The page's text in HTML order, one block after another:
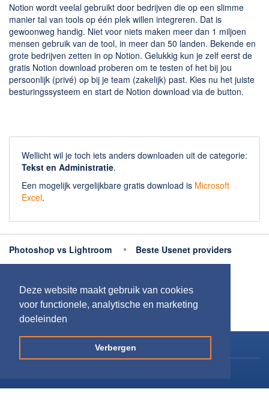
Deze website maakt gebruik van cookies
voor functionele, analytische en marketing
doeleinden
Verbergen
Notion wordt veelal gebruikt door bedrijven die op een slimme
manier tal van tools op één plek willen integreren. Dat is
gewoonweg handig. Niet voor niets maken meer dan 1 miljoen
mensen gebruik van de tool, in meer dan 50 landen. Bekende en
grote bedrijven zetten in op Notion. Gelukkig kun je zelf eerst de
gratis Notion download proberen om te testen of het bij jou
persoonlijk (privé) op bij je team (zakelijk) past. Kies nu het juiste
besturingssysteem en start de Notion download via de button.
Wellicht wil je toch iets anders downloaden uit de categorie:
Tekst en Administratie.
Een mogelijk vergelijkbare gratis download is Microsoft
Excel.
Photoshop vs Lightroom
Beste Usenet providers
Meer uitleg
Copyright 2026